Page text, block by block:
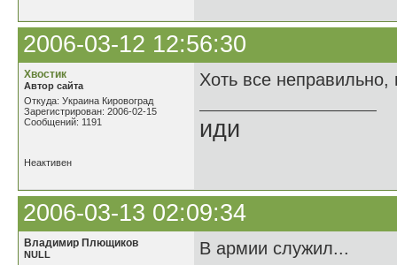
2006-03-12 12:56:30
Хвостик
Автор сайта
Откуда: Украина Кировоград
Зарегистрирован: 2006-02-15
Сообщений: 1191
Хоть все неправильно,
иди
Неактивен
2006-03-13 02:09:34
Владимир Плющиков
NULL
В армии служил...